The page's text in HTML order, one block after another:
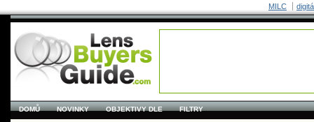
MILC
DOMŮ NOVINKY OBJEKTIVY DLE FILTRY